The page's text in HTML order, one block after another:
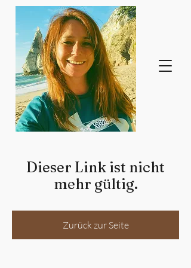
Dieser Link ist nicht
mehr gültig.
Zurück zur Seite